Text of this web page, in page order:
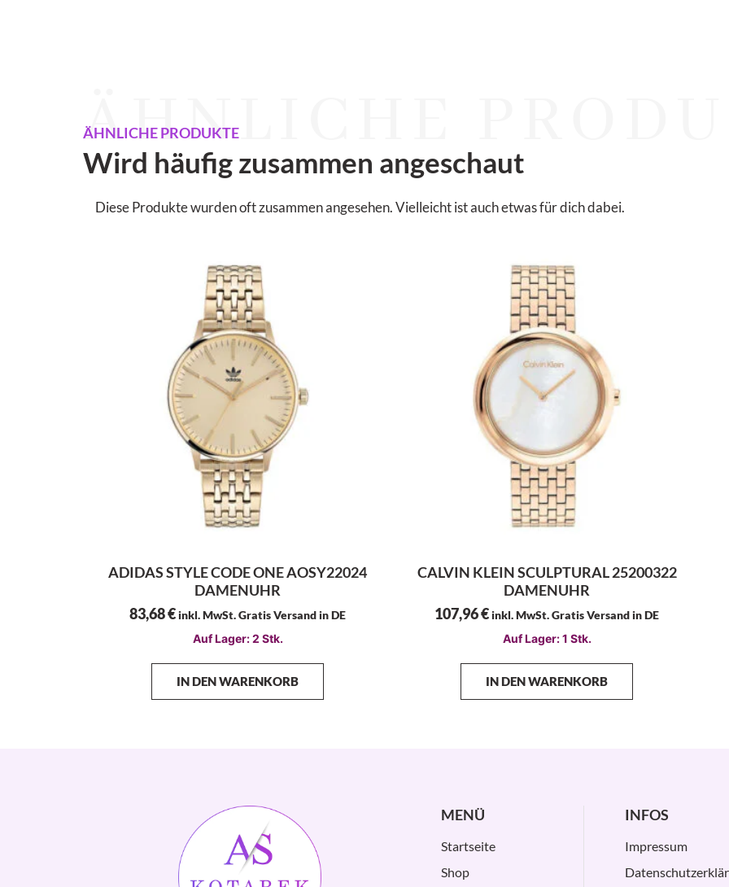
ÄHNLICHE
ÄHNLICHE PRODUKTE
Wird häufig zusammen angeschaut
Diese Produkte wurden oft zusammen angesehen. Vielleicht ist auch etwas für dich dabei.
ADIDAS STYLE CODE ONE AOSY22024
DAMENUHR
83,68€inkl. MwSt. Gratis Versand in DE
Auf Lager: 2 Stk.
IN DEN WARENKORB
CALVIN KLEIN SCULPTURAL 25200322
DAMENUHR
107,96€inkl. MwSt. Gratis Versand in DE
Auf Lager: 1 Stk.
IN DEN WARENKORB
MENÜ
Startseite
Shop
INFOS
Impressum